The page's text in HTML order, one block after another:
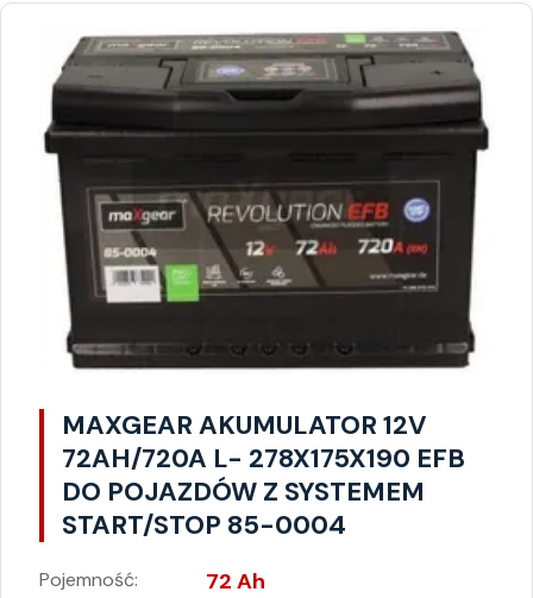
MAXGEAR AKUMULATOR 12V
72AH/720A L- 278X175X190 EFB
DO POJAZDÓW Z SYSTEMEM
START/STOP 85-0004
Pojemność: 72 Ah